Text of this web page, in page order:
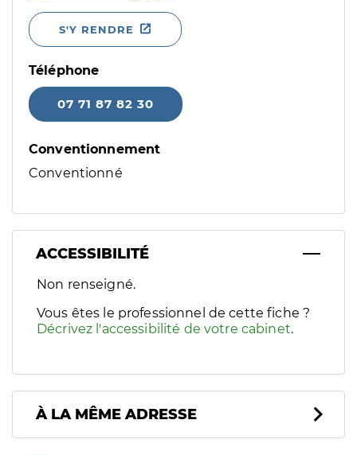
S'Y RENDRE
Téléphone
07 71 87 82 30
Conventionnement
Conventionné
ACCESSIBILITÉ
Filtres
Sélectionnez un ou plusieurs handicaps/besoins
Non renseigné.
Vous êtes le professionnel de cette fiche ?
Décrivez l'accessibilité de votre cabinet.
À LA MÊME ADRESSE